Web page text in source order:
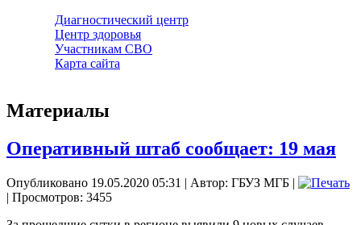
Диагностический центр
Центр здоровья
Участникам СВО
Карта сайта
Материалы
Оперативный штаб сообщает: 19 мая
Опубликовано 19.05.2020 05:31 | Автор: ГБУЗ МГБ |
| Просмотров: 3455